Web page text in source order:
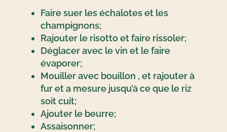
Faire suer les échalotes et les
champignons;
Rajouter le risotto et faire rissoler;
Déglacer avec le vin et le faire
évaporer;
Mouiller avec bouillon , et rajouter à
fur et a mesure jusqu’à ce que le riz
soit cuit;
Ajouter le beurre;
Assaisonner;